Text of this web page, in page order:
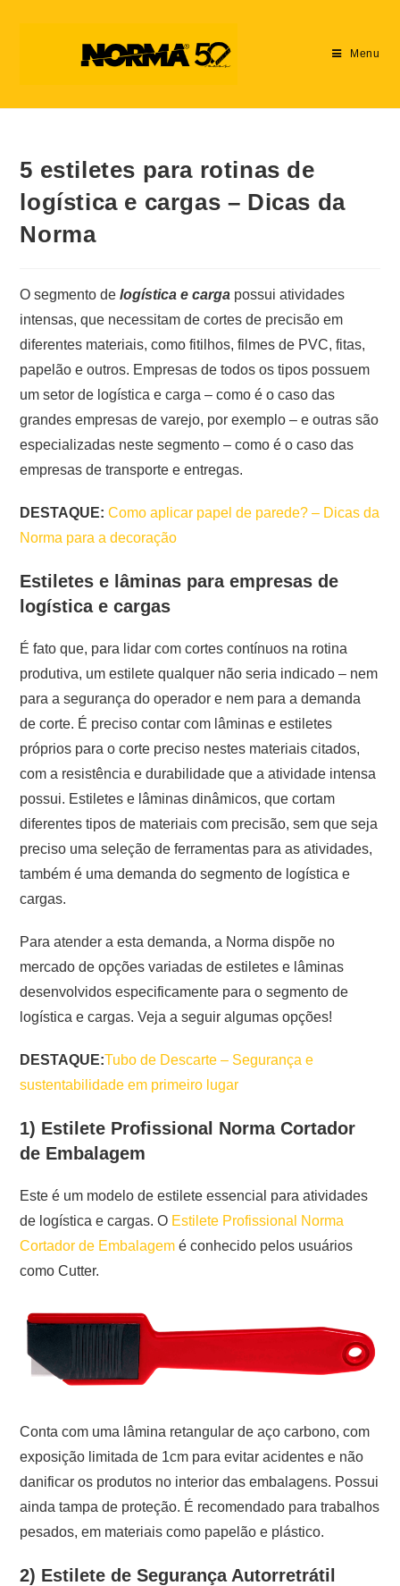
Menu
5 estiletes para rotinas de
logística e cargas – Dicas da
Norma
O segmento delogística e carga possui atividades
intensas, que necessitam de cortes de precisão em
diferentes materiais, como fitilhos, filmes de PVC, fitas,
papelão e outros. Empresas de todos os tipos possuem
um setor de logística e carga – como é o caso das
grandes empresas de varejo, por exemplo – e outras são
especializadas neste segmento – como é o caso das
empresas de transporte e entregas.
DESTAQUE:Como aplicar papel de parede? – Dicas da
Norma para a decoração
Estiletes e lâminas para empresas de
logística e cargas
É fato que, para lidar com cortes contínuos na rotina
produtiva, um estilete qualquer não seria indicado – nem
para a segurança do operador e nem para a demanda
de corte. É preciso contar com lâminas e estiletes
próprios para o corte preciso nestes materiais citados,
com a resistência e durabilidade que a atividade intensa
possui. Estiletes e lâminas dinâmicos, que cortam
diferentes tipos de materiais com precisão, sem que seja
preciso uma seleção de ferramentas para as atividades,
também é uma demanda do segmento de logística e
cargas.
Para atender a esta demanda, a Norma dispõe no
mercado de opções variadas de estiletes e lâminas
desenvolvidos especificamente para o segmento de
logística e cargas. Veja a seguir algumas opções!
DESTAQUE:Tubo de Descarte – Segurança e
sustentabilidade em primeiro lugar
1) Estilete Profissional Norma Cortador
de Embalagem
Este é um modelo de estilete essencial para atividades
de logística e cargas. O Estilete Profissional Norma
Cortador de Embalagem é conhecido pelos usuários
como Cutter.
Conta com uma lâmina retangular de aço carbono, com
exposição limitada de 1cm para evitar acidentes e não
danificar os produtos no interior das embalagens. Possui
ainda tampa de proteção. É recomendado para trabalhos
pesados, em materiais como papelão e plástico.
2) Estilete de Segurança Autorretrátil